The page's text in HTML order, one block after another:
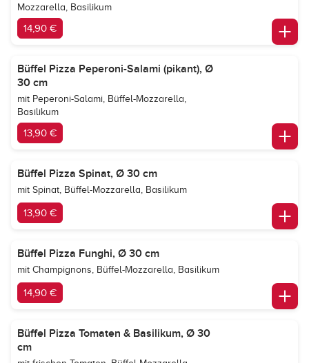
Mozzarella, Basilikum
14,90 €
Büffel Pizza Peperoni-Salami (pikant), Ø
30 cm
mit Peperoni-Salami, Büffel-Mozzarella,
Basilikum
13,90 €
Büffel Pizza Spinat, Ø 30 cm
mit Spinat, Büffel-Mozzarella, Basilikum
13,90 €
Büffel Pizza Funghi, Ø 30 cm
mit Champignons, Büffel-Mozzarella, Basilikum
14,90 €
Büffel Pizza Tomaten & Basilikum, Ø 30
cm